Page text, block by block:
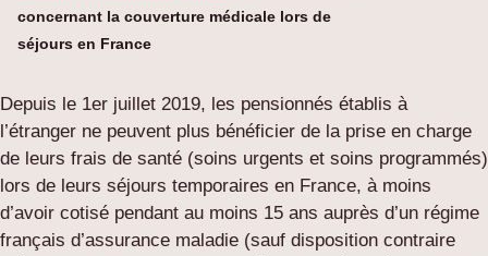
concernant la couverture médicale lors de
séjours en France
Depuis le 1er juillet 2019, les pensionnés établis à
l’étranger ne peuvent plus bénéficier de la prise en charge
de leurs frais de santé (soins urgents et soins programmés)
lors de leurs séjours temporaires en France, à moins
d’avoir cotisé pendant au moins 15 ans auprès d’un régime
français d’assurance maladie (sauf disposition contraire